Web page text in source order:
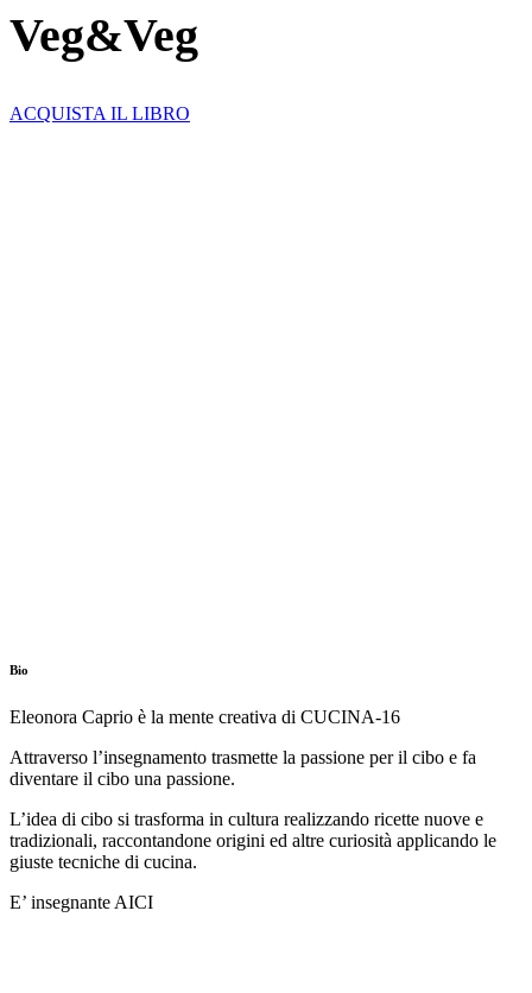
Veg&Veg
ACQUISTA IL LIBRO
Bio
Eleonora Caprio è la mente creativa di CUCINA-16
Attraverso l’insegnamento trasmette la passione per il cibo e fa
diventare il cibo una passione.
L’idea di cibo si trasforma in cultura realizzando ricette nuove e
tradizionali, raccontandone origini ed altre curiosità applicando le
giuste tecniche di cucina.
E’ insegnante AICI